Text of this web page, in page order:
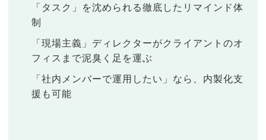
「タスク」を沈められる徹底したリマインド体
制
「現場主義」ディレクターがクライアントのオ
フィスまで泥臭く足を運ぶ
「社内メンバーで運用したい」なら、内製化支
援も可能